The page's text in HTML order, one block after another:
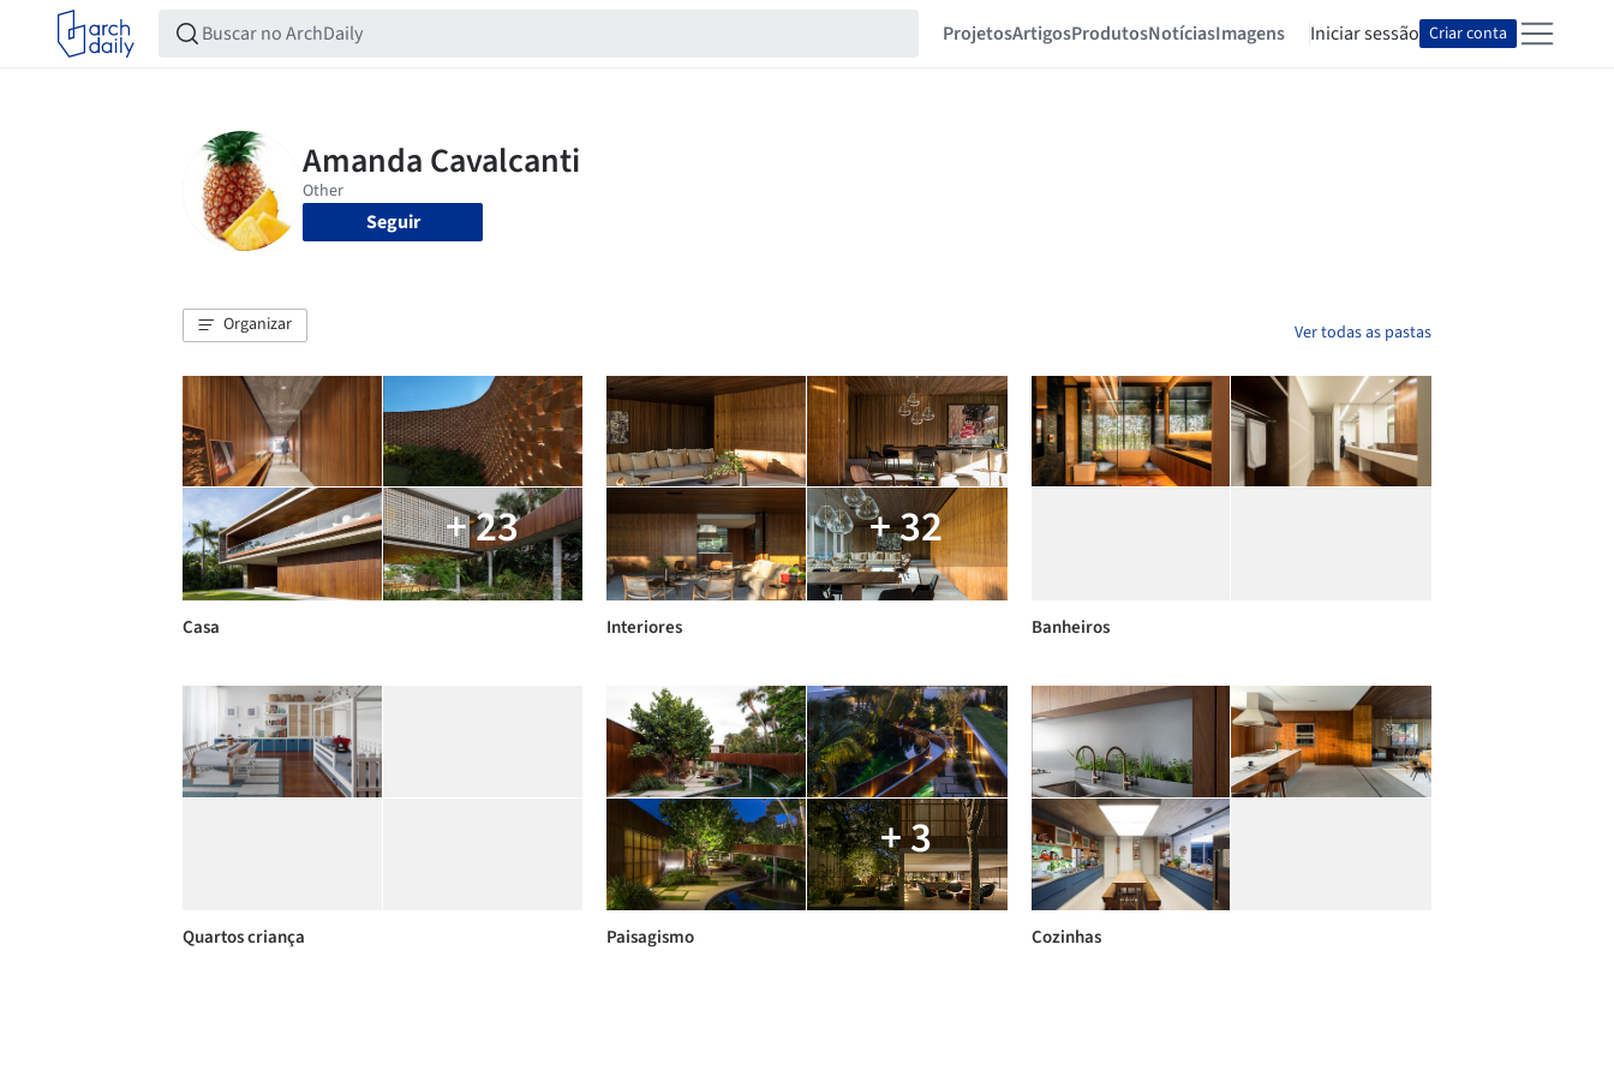
ProjetosArtigosProdutosNotíciasImagens Iniciar sessão Criar conta
Seguir
Organizar Ver todas as pastas
+ 23
Casa
+ 32
Interiores Banheiros
Quartos criança
+ 3
Paisagismo Cozinhas